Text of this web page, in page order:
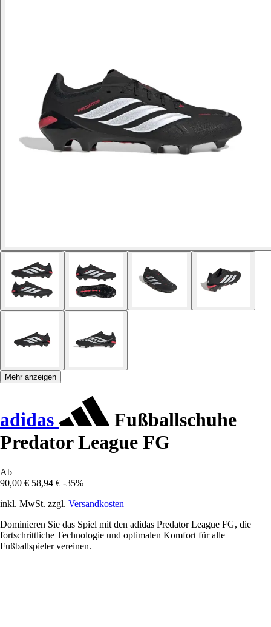
Mehr anzeigen
adidas
Fußballschuhe
Predator League FG
Ab
90,00 € 58,94 € -35%
inkl. MwSt. zzgl. Versandkosten
Dominieren Sie das Spiel mit den adidas Predator League FG, die
fortschrittliche Technologie und optimalen Komfort für alle
Fußballspieler vereinen.